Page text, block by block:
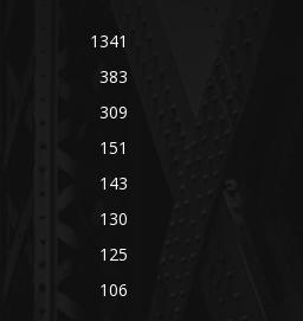
1341
383
309
151
143
130
125
106